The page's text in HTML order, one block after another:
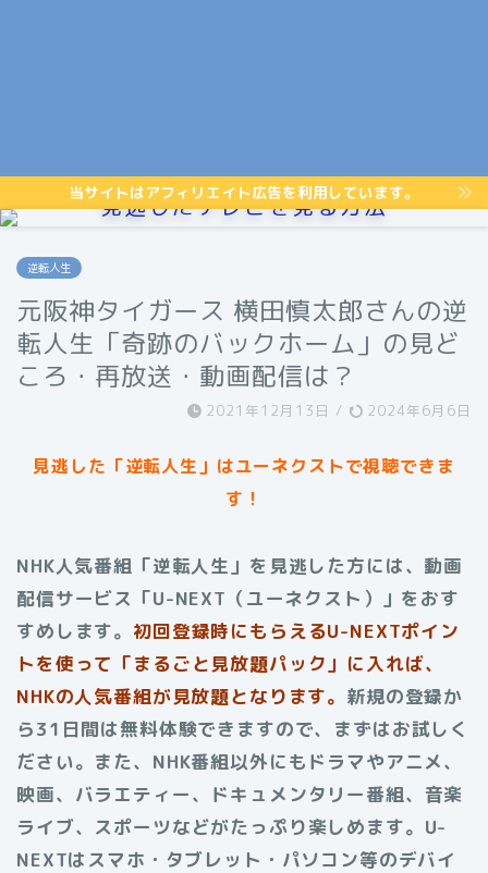
当サイトはアフィリエイト広告を利用しています。
見逃したテレビを見る方法
逆転人生
元阪神タイガース 横田慎太郎さんの逆
転人生「奇跡のバックホーム」の見ど
ころ・再放送・動画配信は？
2021年12月13日 / 2024年6月6日
見逃した「逆転人生」はユーネクストで視聴できま
す！
NHK人気番組「逆転人生」を見逃した方には、動画
配信サービス「U-NEXT（ユーネクスト）」をおす
すめします。 初回登録時にもらえるU-NEXTポイン
トを使って「まるごと見放題パック」に入れば、
NHKの人気番組が見放題となります。 新規の登録か
ら31日間は無料体験できますので、まずはお試しく
ださい。また、NHK番組以外にもドラマやアニメ、
映画、バラエティー、ドキュメンタリー番組、音楽
ライブ、スポーツなどがたっぷり楽しめます。U-
NEXTはスマホ・タブレット・パソコン等のデバイ